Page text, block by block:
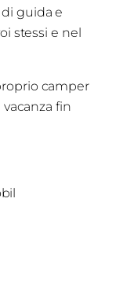
guida e
stessi e nel
camper
fin